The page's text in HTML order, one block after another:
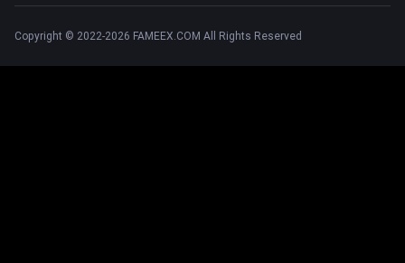
Copyright © 2022-2026 FAMEEX.COM All Rights Reserved